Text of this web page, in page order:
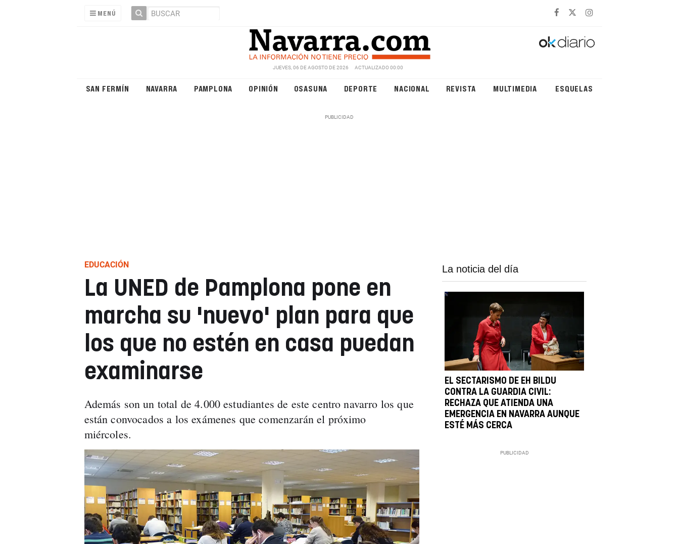
MENÚ
JUEVES, 06 DE AGOSTO DE 2026 ACTUALIZADO 00:00
SAN FERMÍN NAVARRA PAMPLONA OPINIÓN OSASUNA DEPORTE NACIONAL REVISTA MULTIMEDIA ESQUELAS
EDUCACIÓN
La UNED de Pamplona pone en
marcha su 'nuevo' plan para que
los que no estén en casa puedan
examinarse
Además son un total de 4.000 estudiantes de este centro navarro los que
están convocados a los exámenes que comenzarán el próximo
miércoles.
La noticia del día
EL SECTARISMO DE EH BILDU
CONTRA LA GUARDIA CIVIL:
RECHAZA QUE ATIENDA UNA
EMERGENCIA EN NAVARRA AUNQUE
ESTÉ MÁS CERCA